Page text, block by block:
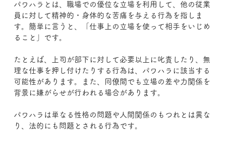
パワハラとは、職場での優位な立場を利用して、他の従業
員に対して精神的・身体的な苦痛を与える行為を指しま
す。簡単に言うと、「仕事上の立場を使って相手をいじめ
ること」です。
たとえば、上司が部下に対して必要以上に叱責したり、無
理な仕事を押し付けたりする行為は、パワハラに該当する
可能性があります。また、同僚間でも立場の差や力関係を
背景に嫌がらせが行われる場合があります。
パワハラは単なる性格の問題や人間関係のもつれとは異な
り、法的にも問題とされる行為です。